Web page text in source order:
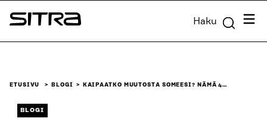
Siirry
suoraan
Sitra Haku
ETUSIVU BLOGI KAIPAATKO MUUTOSTA SOMEESI? NÄMÄ 4…
BLOGI